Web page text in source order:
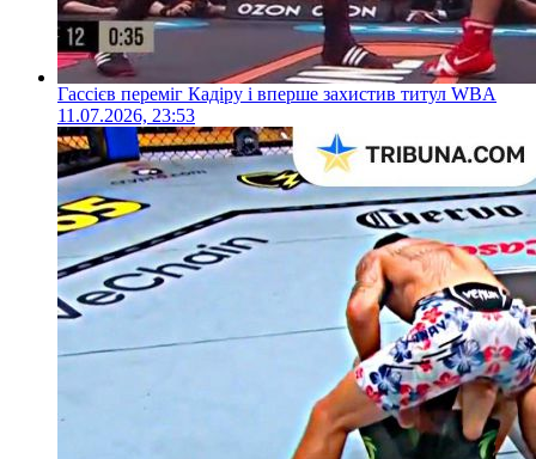
Гассієв переміг Кадіру і вперше захистив титул WBA
11.07.2026, 23:53